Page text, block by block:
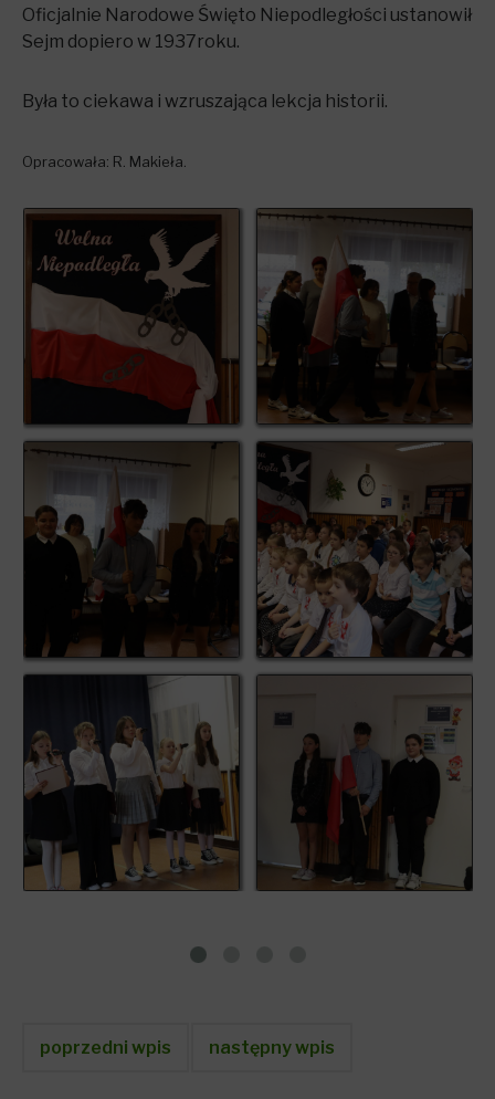
Oficjalnie Narodowe Święto Niepodległości ustanowił
Sejm dopiero w 1937roku.
Była to ciekawa i wzruszająca lekcja historii.
Opracowała: R. Makieła.
poprzedni wpis następny wpis